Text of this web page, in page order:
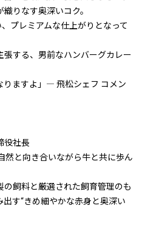
りなす奥深いコク。
プレミアムな仕上がりとなって
張する、男前なハンバーグカレー
りますよ」― 飛松シェフ コメン
役社長
然と向き合いながら牛と共に歩ん
飼料と厳選された飼育管理のも
す“きめ細やかな赤身と奥深い